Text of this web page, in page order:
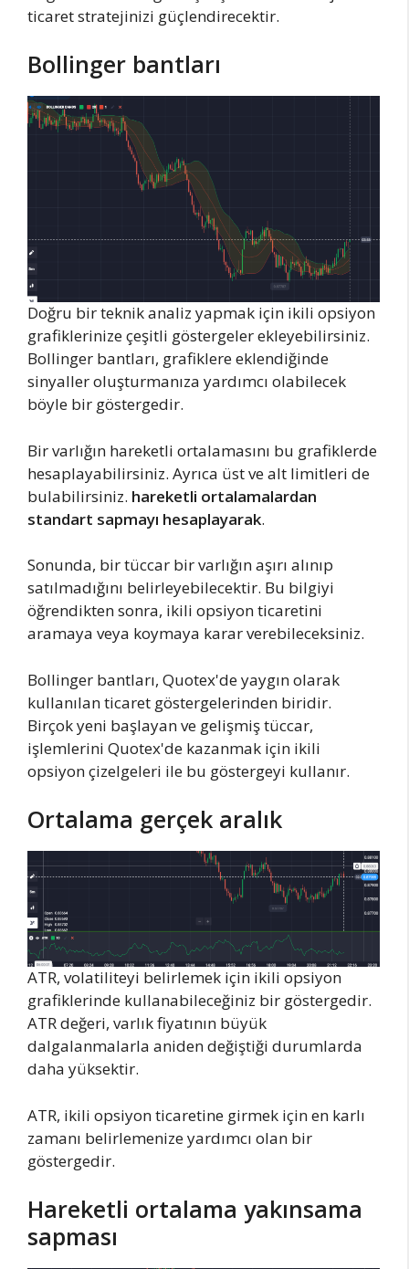
ticaret stratejinizi güçlendirecektir.
Bollinger bantları
Doğru bir teknik analiz yapmak için ikili opsiyon
grafiklerinize çeşitli göstergeler ekleyebilirsiniz.
Bollinger bantları, grafiklere eklendiğinde
sinyaller oluşturmanıza yardımcı olabilecek
böyle bir göstergedir.
Bir varlığın hareketli ortalamasını bu grafiklerde
hesaplayabilirsiniz. Ayrıca üst ve alt limitleri de
bulabilirsiniz. hareketli ortalamalardan
standart sapmayı hesaplayarak.
Sonunda, bir tüccar bir varlığın aşırı alınıp
satılmadığını belirleyebilecektir. Bu bilgiyi
öğrendikten sonra, ikili opsiyon ticaretini
aramaya veya koymaya karar verebileceksiniz.
Bollinger bantları, Quotex'de yaygın olarak
kullanılan ticaret göstergelerinden biridir.
Birçok yeni başlayan ve gelişmiş tüccar,
işlemlerini Quotex'de kazanmak için ikili
opsiyon çizelgeleri ile bu göstergeyi kullanır.
Ortalama gerçek aralık
ATR, volatiliteyi belirlemek için ikili opsiyon
grafiklerinde kullanabileceğiniz bir göstergedir.
ATR değeri, varlık fiyatının büyük
dalgalanmalarla aniden değiştiği durumlarda
daha yüksektir.
ATR, ikili opsiyon ticaretine girmek için en karlı
zamanı belirlemenize yardımcı olan bir
göstergedir.
Hareketli ortalama yakınsama
sapması